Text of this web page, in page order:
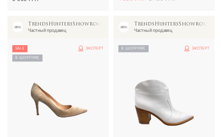
TrendsHuntersShowroom
Частный продавец
SALE
В ШОУРУМЕ
ЭКСПЕРТ
TrendsHuntersShowroom
Частный продавец
В ШОУРУМЕ ЭКСПЕРТ